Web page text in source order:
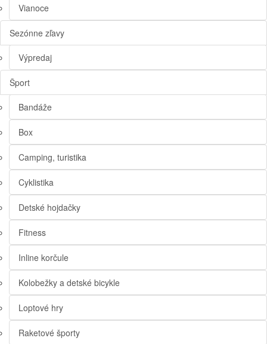
Vianoce
Sezónne zľavy
Výpredaj
Šport
Bandáže
Box
Camping, turistika
Cyklistika
Detské hojdačky
Fitness
Inline korčule
Kolobežky a detské bicykle
Loptové hry
Raketové športy